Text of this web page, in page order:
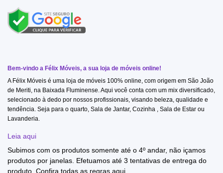
Bem-vindo a Félix Móveis, a sua loja de móveis online!
A Félix Móveis é uma loja de móveis 100% online, com origem em São João
de Meriti, na Baixada Fluminense. Aqui você conta com um mix diversificado,
selecionado à dedo por nossos profissionais, visando beleza, qualidade e
tendência. Seja para o quarto, Sala de Jantar, Cozinha , Sala de Estar ou
Lavanderia.
Leia aqui
Subimos com os produtos somente até o 4º andar, não içamos
produtos por janelas. Efetuamos até 3 tentativas de entrega do
produto. Confira todas as regras aqui